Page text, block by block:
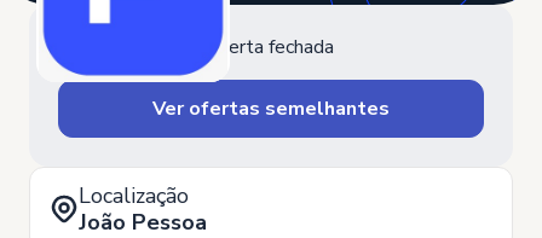
Oferta fechada
Ver ofertas semelhantes
Localização
João Pessoa